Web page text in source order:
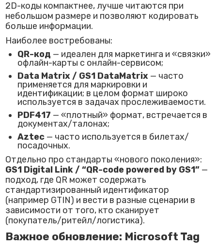
2D-коды компактнее, лучше читаются при
небольшом размере и позволяют кодировать
больше информации.
Наиболее востребованы:
QR-код — идеален для маркетинга и «связки»
офлайн-карты с онлайн-сервисом;
Data Matrix / GS1 DataMatrix — часто
применяется для маркировки и
идентификации; в целом формат широко
используется в задачах прослеживаемости.
PDF417 — «плотный» формат, встречается в
документах/талонах;
Aztec — часто используется в билетах/
посадочных.
Отдельно про стандарты «нового поколения»:
GS1 Digital Link / “QR-code powered by GS1” —
подход, где QR может содержать
стандартизированный идентификатор
(например GTIN) и вести в разные сценарии в
зависимости от того, кто сканирует
(покупатель/ритейл/логистика).
Важное обновление: Microsoft Tag